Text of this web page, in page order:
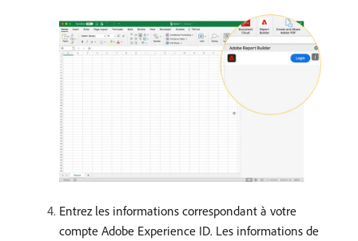
Entrez les informations correspondant à votre
compte Adobe Experience ID. Les informations de